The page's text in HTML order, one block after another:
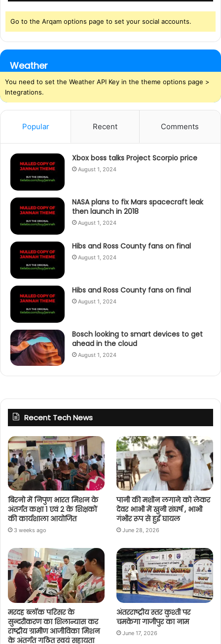
Go to the Arqam options page to set your social accounts.
Weather
You need to set the Weather API Key in the theme options page >
Integrations.
Popular Recent Comments
Xbox boss talks Project Scorpio price
August 1, 2024
NASA plans to fix Mars spacecraft leak
then launch in 2018
August 1, 2024
Hibs and Ross County fans on final
August 1, 2024
Hibs and Ross County fans on final
August 1, 2024
Bosch looking to smart devices to get
ahead in the cloud
August 1, 2024
Recent Tech News
बिरनो में निपुण भारत मिशन के
अंतर्गत कक्षा 1 एवं 2 के शिक्षकों
की कार्यशाला आयोजित
3 weeks ago
पानी की मशीन लगाने को लेकर
देवर भाभी में खुनी संघर्ष , भाभी
गंभीर रूप से हुई घायल
June 28, 2026
मरदह ब्लॉक परिसर के
सुन्दरीकरण का शिलान्यास कर
राष्ट्रीय ग्रामीण आजीविका मिशन
के अंतर्गत गठित स्वयं सहायता
अंतरराष्ट्रीय स्तर कुश्ती पर
चमकेगा गाजीपुर का नाम
June 17, 2026